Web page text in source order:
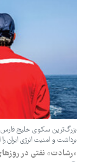
بزرگ‌ترین سکوی خلیج فارس
برداشت و امنیت انرژی ایران
«رشادت» نفتی در